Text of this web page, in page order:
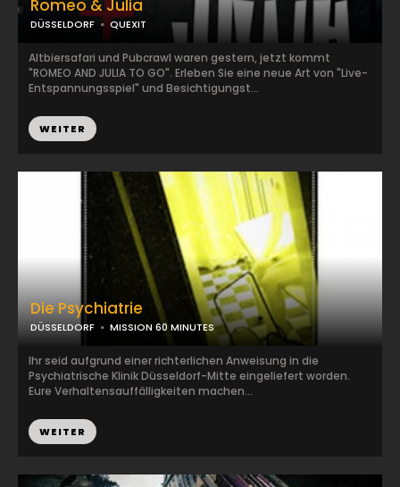
Die Psychiatrie
DÜSSELDORF MISSION 60 MINUTES
Ihr seid aufgrund einer richterlichen Anweisung in die
Psychiatrische Klinik Düsseldorf-Mitte eingeliefert worden.
Eure Verhaltensauffälligkeiten machen...
WEITER
Romeo & Julia
DÜSSELDORF QUEXIT
Altbiersafari und Pubcrawl waren gestern, jetzt kommt
"ROMEO AND JULIA TO GO". Erleben Sie eine neue Art von "Live-
Entspannungsspiel" und Besichtigungst...
WEITER